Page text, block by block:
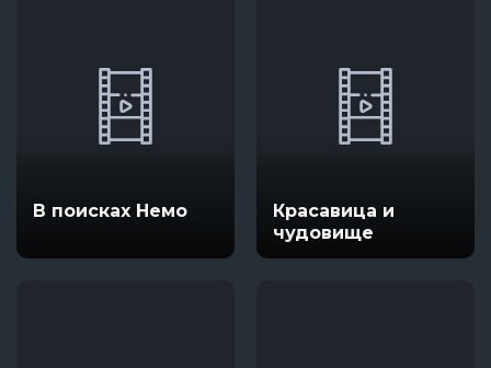
В поисках Немо
Красавица и
чудовище